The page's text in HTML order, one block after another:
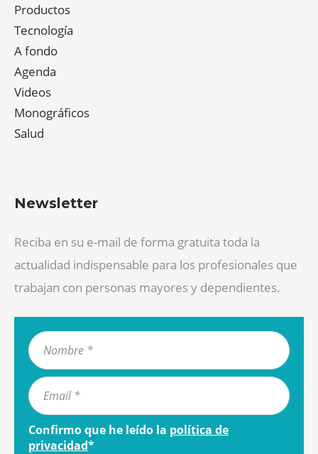
Productos
Tecnología
A fondo
Agenda
Videos
Monográficos
Salud
Newsletter
Reciba en su e-mail de forma gratuita toda la
actualidad indispensable para los profesionales que
trabajan con personas mayores y dependientes.
Confirmo que he leído la política de
privacidad*